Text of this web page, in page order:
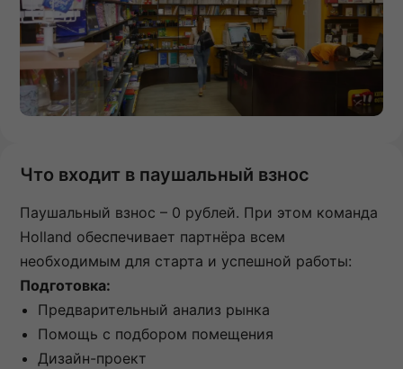
Что входит в паушальный взнос
Паушальный взнос – 0 рублей. При этом команда
Holland обеспечивает партнёра всем
необходимым для старта и успешной работы:
Подготовка:
Предварительный анализ рынка
Помощь с подбором помещения
Дизайн-проект